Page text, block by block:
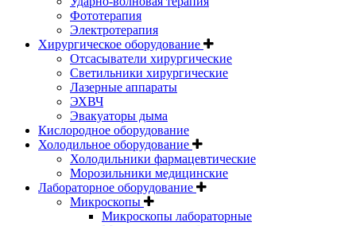
Фототерапия
Электротерапия
Хирургическое оборудование
Отсасыватели хирургические
Светильники хирургические
Лазерные аппараты
ЭХВЧ
Эвакуаторы дыма
Кислородное оборудование
Холодильное оборудование
Холодильники фармацевтические
Морозильники медицинские
Лабораторное оборудование
Микроскопы
Микроскопы лабораторные